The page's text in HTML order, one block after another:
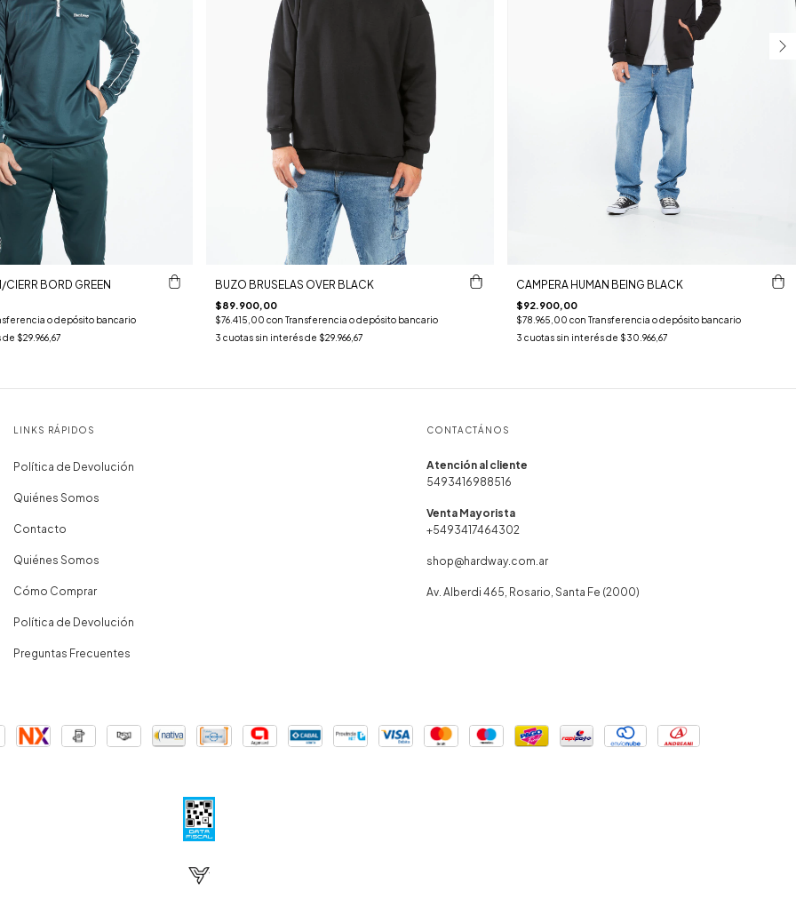
BORD GREEN
o depósito bancario
de $29.966,67
BUZO BRUSELAS OVER BLACK
$89.900,00
$76.415,00 con Transferencia o depósito bancario
3 cuotas sin interés de $29.966,67
CAMPERA HUMAN BEING BLACK
$92.900,00
$78.965,00con Transferencia o depósito bancario
3 cuotas sin interés de $30.966,67
LINKS RÁPIDOS
Política de Devolución
Quiénes Somos
Contacto
Quiénes Somos
Cómo Comprar
Política de Devolución
Preguntas Frecuentes
CONTACTÁNOS
5493416988516
+5493417464302
shop@hardway.com.ar
Av. Alberdi 465, Rosario, Santa Fe (2000)